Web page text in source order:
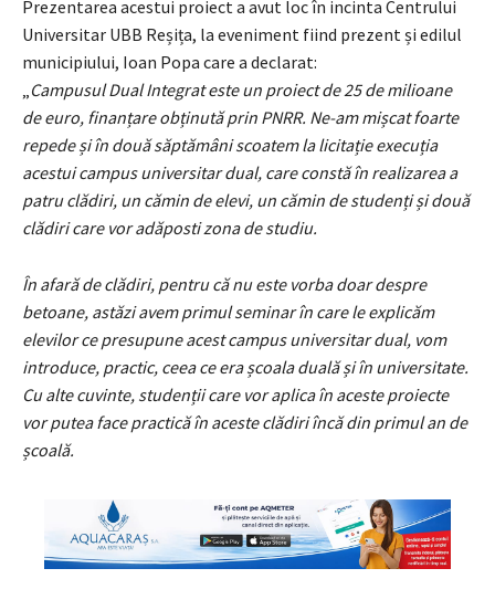
Prezentarea acestui proiect a avut loc în incinta Centrului
Universitar UBB Reșița, la eveniment fiind prezent și edilul
municipiului, Ioan Popa care a declarat:
Campusul Dual Integrat este un proiect de 25 de milioane
de euro, finanțare obținută prin PNRR. Ne-am mișcat foarte
repede și în două săptămâni scoatem la licitație execuția
acestui campus universitar dual, care constă în realizarea a
patru clădiri, un cămin de elevi, un cămin de studenți și două
clădiri care vor adăposti zona de studiu.
În afară de clădiri, pentru că nu este vorba doar despre
betoane, astăzi avem primul seminar în care le explicăm
elevilor ce presupune acest campus universitar dual, vom
introduce, practic, ceea ce era școala duală și în universitate.
Cu alte cuvinte, studenții care vor aplica în aceste proiecte
vor putea face practică în aceste clădiri încă din primul an de
școală.